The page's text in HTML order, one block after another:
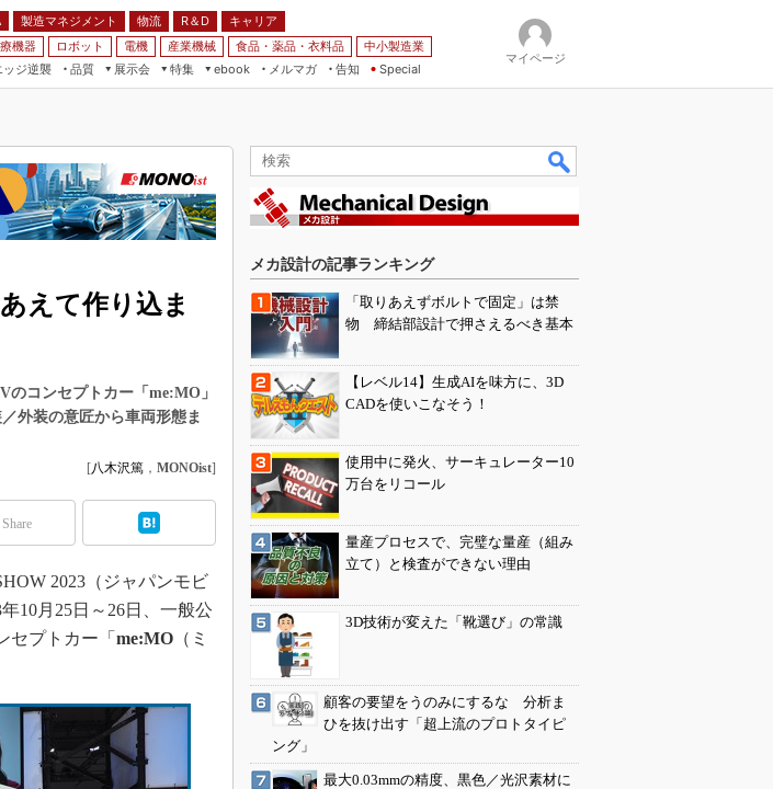
製造マネジメント 物流 R＆D
キャリア
機器 ロボット 電機 産業機械 食品・薬品・衣料品
中小製造業
ッジ逆襲 品質
展示会
ューティング
ション展
特集
サービス
像技術
開発
インとCAE
リー4.0
ョン
ジャパン
メント
ebook
造マネジメント
FA
ビリティ
メルマガ
告知 Special
マイページ
えて作り込ま
コンセプトカー「me:MO」
外装の意匠から車両形態ま
[八木沢篤 ， MONOist]
Share
2023（ジャパンモビ
10月25日～26日、一般公
セプトカー「 me:MO （ミ
メカ設計の記事ランキング
「取りあえずボルトで固定」は禁
物 締結部設計で押さえるべき基本
【レベル14】生成AIを味方に、3D
CADを使いこなそう！
使用中に発火、サーキュレーター10
万台をリコール
量産プロセスで、完璧な量産（組み
立て）と検査ができない理由
3D技術が変えた「靴選び」の常識
顧客の要望をうのみにするな 分析ま
ひを抜け出す「超上流のプロトタイピ
ング」
最大0.03mmの精度、黒色／光沢素材に